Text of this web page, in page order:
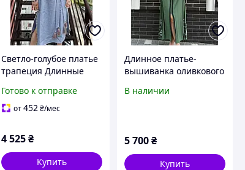
Светло-голубое платье
трапеция Длинные
Платья с вышивкой с
поясом Этно
Готово к отправке
от452 ₴/мес
4 525 ₴
Купить
Длинное платье-
вышиванка оливкового
контрастную черную
В наличии
5 700₴
Купить